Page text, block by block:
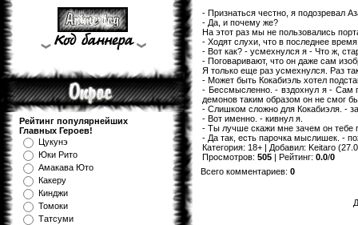
Рейтинг популярнейших
Главных Героев!
Цукунэ
Юки Рито
Амакава Юто
Какеру
Кинджи
Томоки
Татсуми
- Признаться честно, я подозревал
- Да, и почему же?
На этот раз мы не пользовались
- Ходят слухи, что в последнее
- Вот как? - усмехнулся я - Что ж,
- Поговаривают, что он даже сам
Я только еще раз усмехнулся. Раз
- Может быть Кокабиэль хотел
- Бессмысленно. - вздохнул я - Сам
демонов таким образом он не смог
- Слишком сложно для Кокабиэля. -
- Вот именно. - кивнул я.
- Ты лучше скажи мне зачем он тебе
- Да так, есть парочка мыслишек. -
Категория: 18+ | Добавил: Keitaro
Просмотров: 505 | Рейтинг: 0.0/0
Всего комментариев: 0